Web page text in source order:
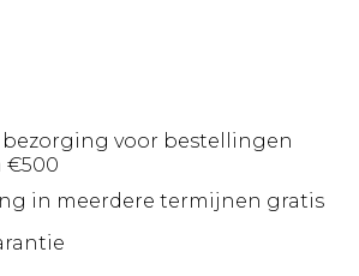
bezorging voor bestellingen
€500
in meerdere termijnen gratis